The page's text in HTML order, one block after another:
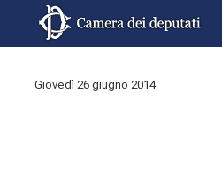
Giovedì 26 giugno 2014